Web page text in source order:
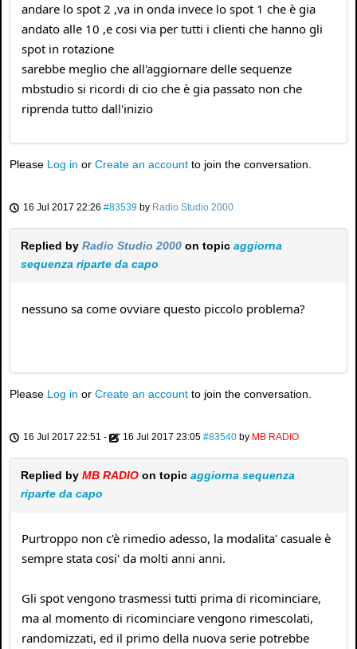
andare lo spot 2 ,va in onda invece lo spot 1 che è gia
andato alle 10 ,e cosi via per tutti i clienti che hanno gli
spot in rotazione
sarebbe meglio che all'aggiornare delle sequenze
mbstudio si ricordi di cio che è gia passato non che
riprenda tutto dall'inizio
Please Log in or Create an account to join the conversation.
16 Jul 2017 22:26 #83539 by Radio Studio 2000
Replied by Radio Studio 2000 on topic aggiorna
sequenza riparte da capo
nessuno sa come ovviare questo piccolo problema?
Please Log in or Create an account to join the conversation.
16 Jul 2017 22:51 - 16 Jul 2017 23:05 #83540 by MB RADIO
Replied by MB RADIO on topic aggiorna sequenza
riparte da capo
Purtroppo non c'è rimedio adesso, la modalita' casuale è
sempre stata cosi' da molti anni anni.
Gli spot vengono trasmessi tutti prima di ricominciare,
ma al momento di ricominciare vengono rimescolati,
randomizzati, ed il primo della nuova serie potrebbe